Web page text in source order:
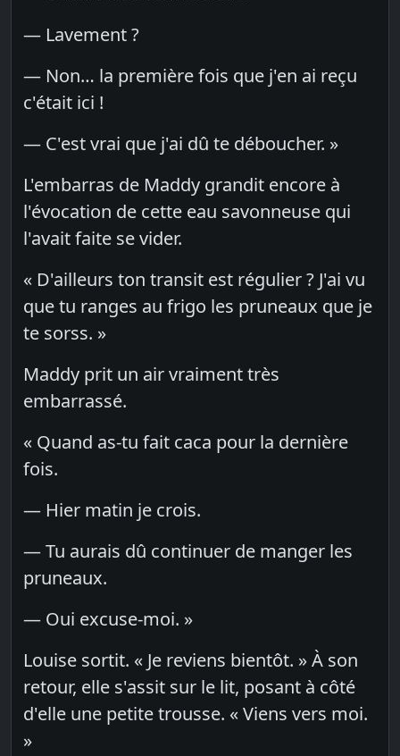
— Lavement ?
— Non… la première fois que j'en ai reçu
c'était ici !
— C'est vrai que j'ai dû te déboucher. »
L'embarras de Maddy grandit encore à
l'évocation de cette eau savonneuse qui
l'avait faite se vider.
« D'ailleurs ton transit est régulier ? J'ai vu
que tu ranges au frigo les pruneaux que je
te sorss. »
Maddy prit un air vraiment très
embarrassé.
« Quand as-tu fait caca pour la dernière
fois.
— Hier matin je crois.
— Tu aurais dû continuer de manger les
pruneaux.
— Oui excuse-moi. »
Louise sortit. « Je reviens bientôt. » À son
retour, elle s'assit sur le lit, posant à côté
d'elle une petite trousse. « Viens vers moi.
»